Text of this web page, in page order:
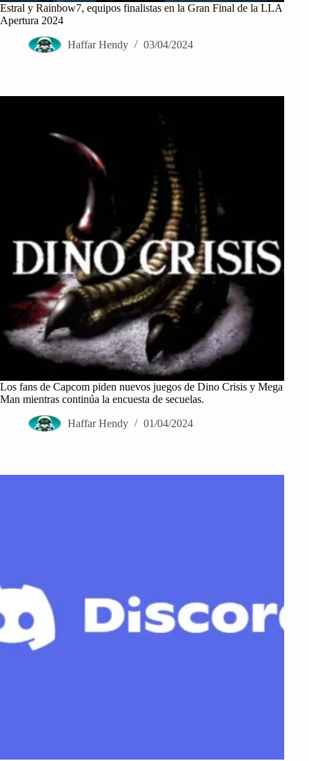
Estral y Rainbow7, equipos finalistas en la Gran Final de la LLA
Apertura 2024
Haffar Hendy 03/04/2024
Los fans de Capcom piden nuevos juegos de Dino Crisis y Mega
Man mientras continúa la encuesta de secuelas.
Haffar Hendy 01/04/2024